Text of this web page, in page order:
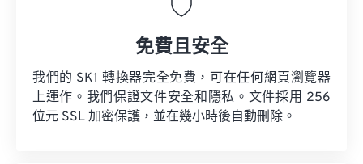
免費且安全
我們的 SK1 轉換器完全免費，可在任何網頁瀏覽器
上運作。我們保證文件安全和隱私。文件採用 256
位元 SSL 加密保護，並在幾小時後自動刪除。